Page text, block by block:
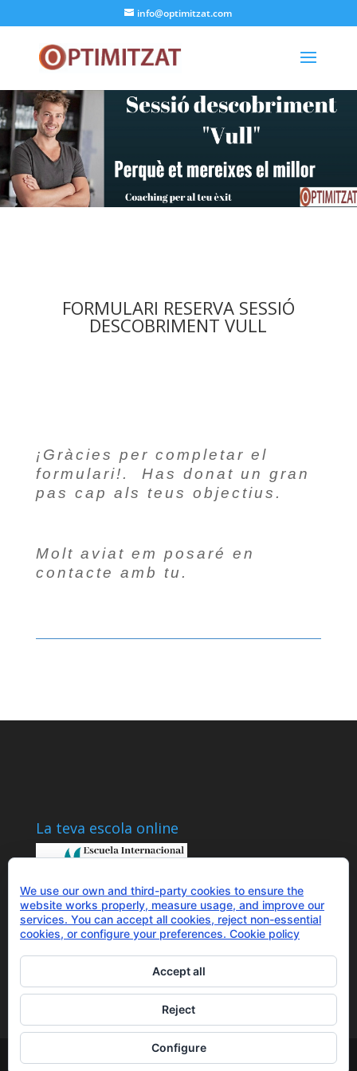
info@optimitzat.com
FORMULARI RESERVA SESSIÓ
DESCOBRIMENT VULL
¡Gràcies per completar el
formulari!. Has donat un gran
pas cap als teus objectius.
Molt aviat em posaré en
contacte amb tu.
La teva escola online
Parlem?
We use our own and third-party cookies to ensure the
website works properly, measure usage, and improve our
services. You can accept all cookies, reject non-essential
cookies, or configure your preferences. Cookie policy
Accept all
Reject
Configure